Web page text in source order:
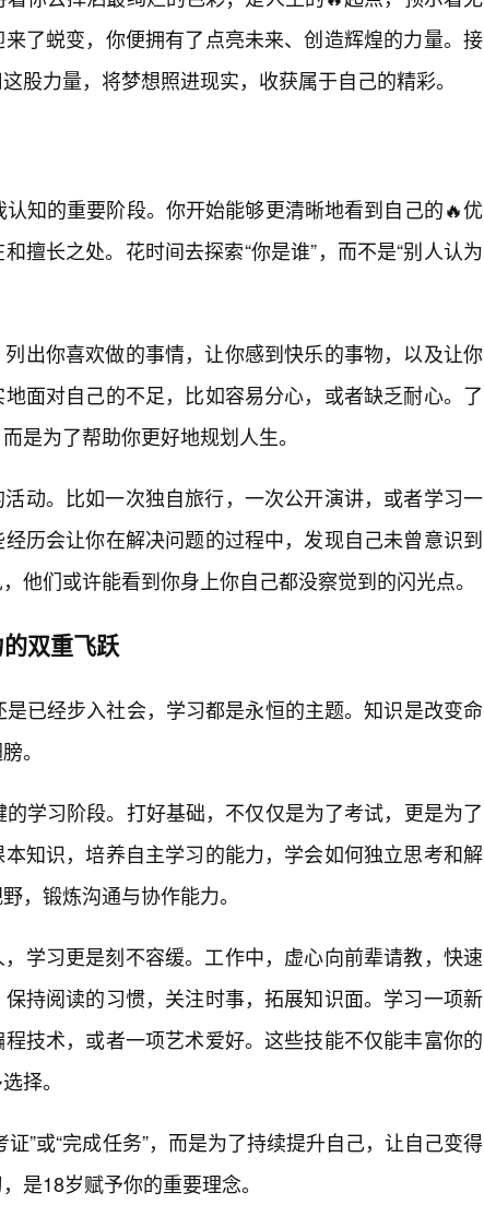
了蜕变，你便拥有了点亮未来、创造辉煌的力量。接
股力量，将梦想照进现实，收获属于自己的精彩。
知的重要阶段。你开始能够更清晰地看到自己的🔥优
擅长之处。花时间去探索“你是谁”，而不是“别人认为
出你喜欢做的事情，让你感到快乐的事物，以及让你
面对自己的不足，比如容易分心，或者缺乏耐心。了
是为了帮助你更好地规划人生。
动。比如一次独自旅行，一次公开演讲，或者学习一
历会让你在解决问题的过程中，发现自己未曾意识到
他们或许能看到你身上你自己都没察觉到的闪光点。
双重飞跃
已经步入社会，学习都是永恒的主题。知识是改变命
。
学习阶段。打好基础，不仅仅是为了考试，更是为了
知识，培养自主学习的能力，学会如何独立思考和解
，锻炼沟通与协作能力。
学习更是刻不容缓。工作中，虚心向前辈请教，快速
持阅读的习惯，关注时事，拓展知识面。学习一项新
技术，或者一项艺术爱好。这些技能不仅能丰富你的
择。
”或“完成任务”，而是为了持续提升自己，让自己变得
是18岁赋予你的重要理念。